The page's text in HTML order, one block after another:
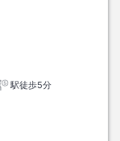
駅徒歩5分